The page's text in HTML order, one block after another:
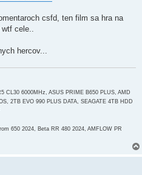
csfd, ten film sa hra na
cele..
hercov...
CL30 6000MHz, ASUS PRIME B650 PLUS, AMD
2TB EVO 990 PLUS DATA, SEAGATE 4TB HDD
650 2024, Beta RR 480 2024, AMFLOW PR